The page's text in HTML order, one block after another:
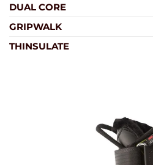
DUAL CORE
GRIPWALK
THINSULATE